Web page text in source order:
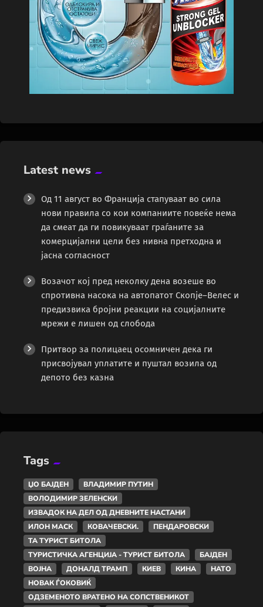
Latest news
Од 11 август во Франција стапуваат во сила
нови правила со кои компаниите повеќе нема
да смеат да ги повикуваат граѓаните за
комерцијални цели без нивна претходна и
јасна согласност
Возачот кој пред неколку дена возеше во
спротивна насока на автопатот Скопје–Велес и
предизвика бројни реакции на социјалните
мрежи е лишен од слобода
Притвор за полицаец осомничен дека ги
присвојувал уплатите и пуштал возила од
депото без казна
Tags
ЏО БАЈДЕН
ВЛАДИМИР ПУТИН
ВОЛОДИМИР ЗЕЛЕНСКИ
ИЗВАДОК НА ДЕЛ ОД ДНЕВНИТЕ НАСТАНИ
ИЛОН МАСК
КОВАЧЕВСКИ.
ПЕНДАРОВСКИ
ТА ТУРИСТ БИТОЛА
ТУРИСТИЧКА АГЕНЦИЈА - ТУРИСТ БИТОЛА
БАЈДЕН
ВОЈНА
ДОНАЛД ТРАМП КИЕВ КИНА
НАТО
НОВАК ЃОКОВИЌ
ОДЗЕМЕНОТО ВРАТЕНО НА СОПСТВЕНИКОТ